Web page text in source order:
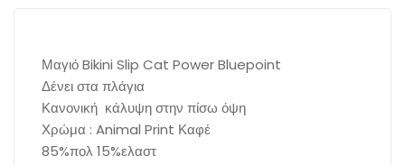
Μαγιό Bikini Slip Cat Power Bluepoint
Δένει στα πλάγια
Κανονική κάλυψη στην πίσω όψη
Χρώμα : Animal Print Καφέ
85%πολ 15%ελαστ